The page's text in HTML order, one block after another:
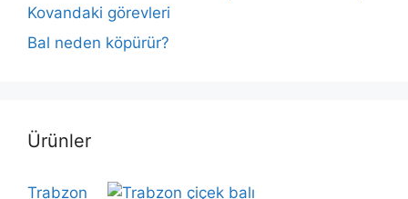
Kovandaki görevleri
Bal neden köpürür?
Ürünler
Trabzon